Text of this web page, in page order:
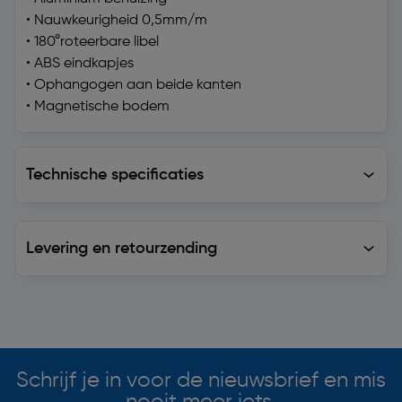
• Nauwkeurigheid 0,5mm/m
• 180°roteerbare libel
• ABS eindkapjes
• Ophangogen aan beide kanten
• Magnetische bodem
Technische specificaties
Levering en retourzending
Schrijf je in voor de nieuwsbrief en mis